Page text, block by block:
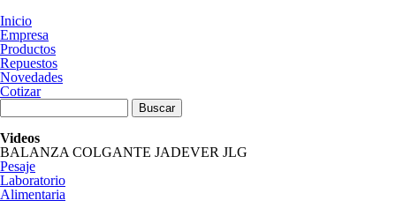
Inicio
Empresa
Productos
Repuestos
Novedades
Cotizar
Formulario de búsqueda
Videos
BALANZA COLGANTE JADEVER JLG
Pesaje
Laboratorio
Alimentaria